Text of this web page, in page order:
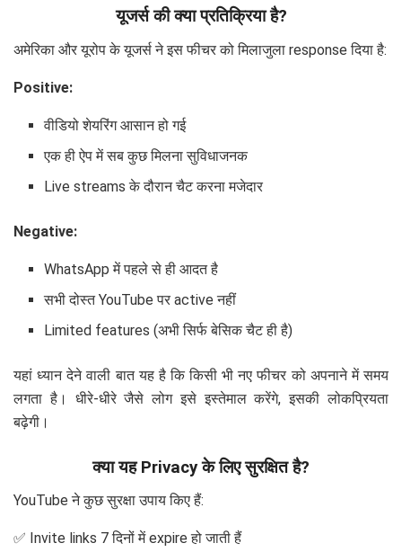
यूजर्स की क्या प्रतिक्रिया है?
अमेरिका और यूरोप के यूजर्स ने इस फीचर को मिलाजुला response दिया है:
Positive:
वीडियो शेयरिंग आसान हो गई
एक ही ऐप में सब कुछ मिलना सुविधाजनक
Live streams के दौरान चैट करना मजेदार
Negative:
WhatsApp में पहले से ही आदत है
सभी दोस्त YouTube पर active नहीं
Limited features (अभी सिर्फ बेसिक चैट ही है)
यहां ध्यान देने वाली बात यह है कि किसी भी नए फीचर को अपनाने में समय
लगता है। धीरे-धीरे जैसे लोग इसे इस्तेमाल करेंगे, इसकी लोकप्रियता
बढ़ेगी।
क्या यह Privacy के लिए सुरक्षित है?
YouTube ने कुछ सुरक्षा उपाय किए हैं:
✅ Invite links 7 दिनों में expire हो जाती हैं